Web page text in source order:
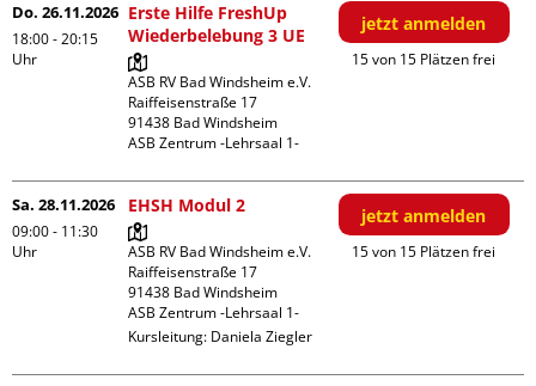
Do. 26.11.2026
18:00 - 20:15
Uhr
Erste Hilfe FreshUp
Wiederbelebung 3 UE
ASB RV Bad Windsheim e.V.
Raiffeisenstraße 17
91438 Bad Windsheim
ASB Zentrum -Lehrsaal 1-
jetzt anmelden
15 von 15 Plätzen frei
Sa. 28.11.2026
09:00 - 11:30
Uhr
EHSH Modul 2
ASB RV Bad Windsheim e.V.
Raiffeisenstraße 17
91438 Bad Windsheim
ASB Zentrum -Lehrsaal 1-
Kursleitung: Daniela Ziegler
jetzt anmelden
15 von 15 Plätzen frei